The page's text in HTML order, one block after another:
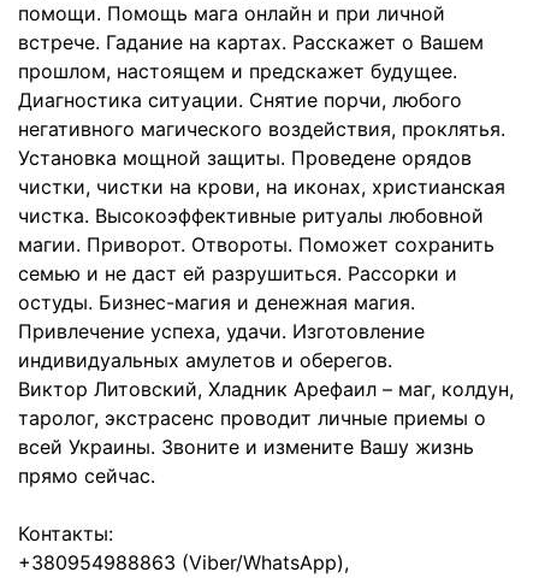
помощи. Помощь мага онлайн и при личной
встрече. Гадание на картах. Расскажет о Вашем
прошлом, настоящем и предскажет будущее.
Диагностика ситуации. Снятие порчи, любого
негативного магического воздействия, проклятья.
Установка мощной защиты. Проведене орядов
чистки, чистки на крови, на иконах, христианская
чистка. Высокоэффективные ритуалы любовной
магии. Приворот. Отвороты. Поможет сохранить
семью и не даст ей разрушиться. Рассорки и
остуды. Бизнес-магия и денежная магия.
Привлечение успеха, удачи. Изготовление
индивидуальных амулетов и оберегов.
Виктор Литовский, Хладник Арефаил – маг, колдун,
таролог, экстрасенс проводит личные приемы о
всей Украины. Звоните и измените Вашу жизнь
прямо сейчас.
Контакты:
+380954988863 (Viber/WhatsApp),